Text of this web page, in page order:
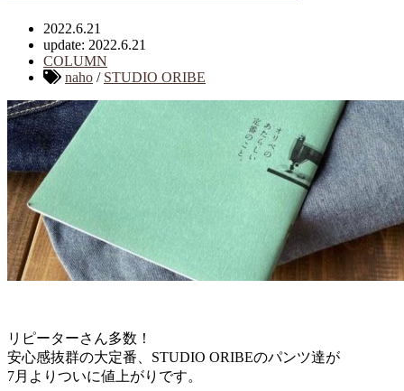
2022.6.21
update: 2022.6.21
COLUMN
naho / STUDIO ORIBE
リピーターさん多数！
安心感抜群の大定番、STUDIO ORIBEのパンツ達が
7月よりついに値上がりです。